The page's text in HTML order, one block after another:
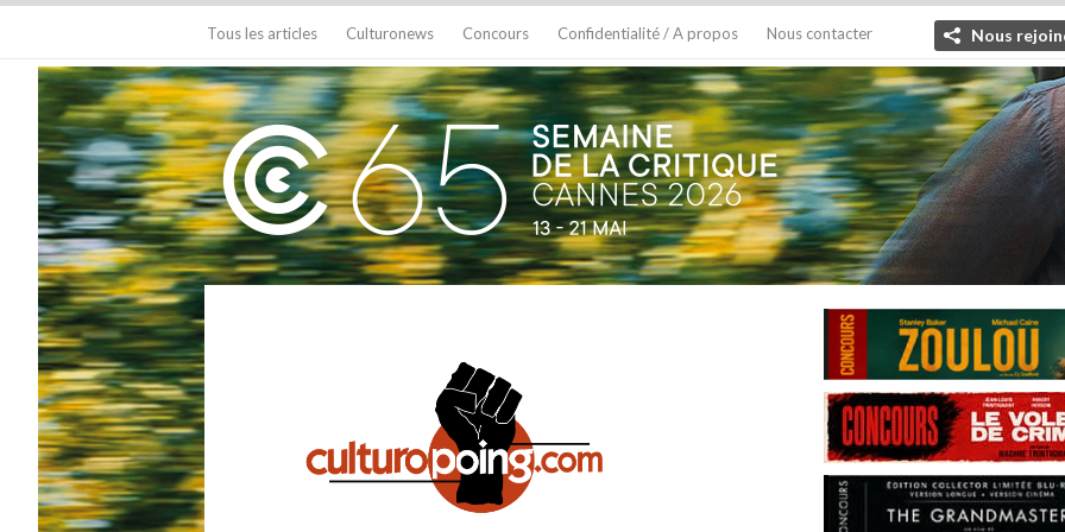
Tous les articles Culturonews Concours Confidentialité / A propos Nous contacter Nous